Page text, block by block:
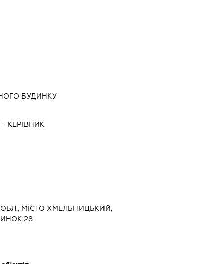
БУДИНКУ
- КЕРІВНИК
МІСТО ХМЕЛЬНИЦЬКИЙ,
28